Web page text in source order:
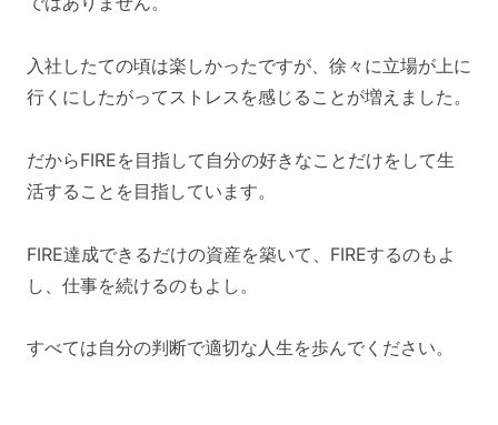
入社したての頃は楽しかったですが、徐々に立場が上に
行くにしたがってストレスを感じることが増えました。
だからFIREを目指して自分の好きなことだけをして生
活することを目指しています。
FIRE達成できるだけの資産を築いて、FIREするのもよ
し、仕事を続けるのもよし。
すべては自分の判断で適切な人生を歩んでください。